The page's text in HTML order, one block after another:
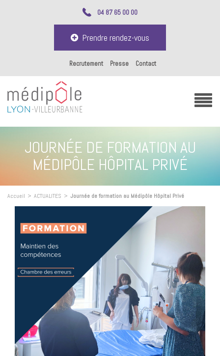
04 87 65 00 00
Prendre rendez-vous
Recrutement Presse Contact
JOURNÉE DE FORMATION AU
MÉDIPÔLE HÔPITAL PRIVÉ
Accueil > ACTUALITES > Journée de formation au Médipôle Hôpital Privé